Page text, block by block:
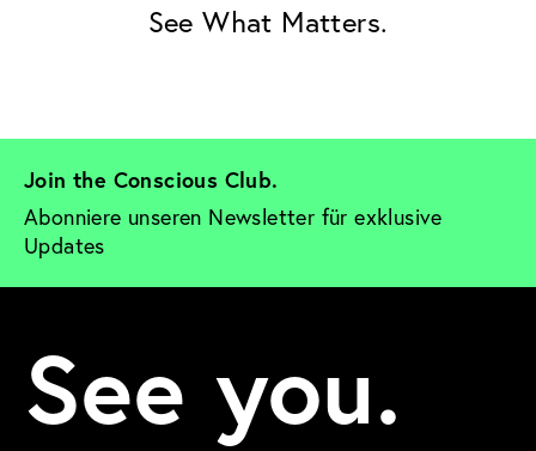
See What Matters.
Join the Conscious Club.
Abonniere unseren Newsletter für exklusive
Updates
See you.